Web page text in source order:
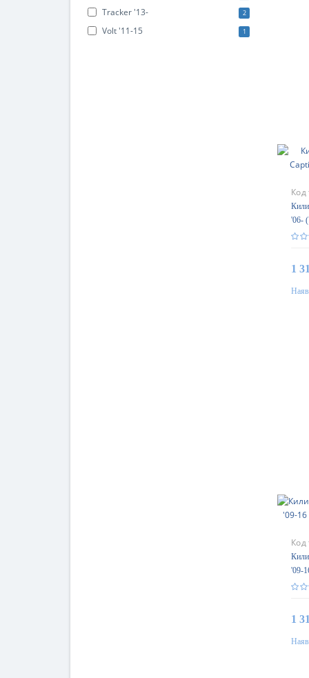
Tracker '13- 2
Volt '11-15 1
Код
'06-
1
Код
'09-
1